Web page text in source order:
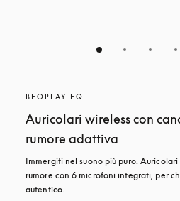
BEOPLAY EQ
Auricolari wireless con
rumore adattiva
Immergiti nel suono più puro.
rumore con 6 microfoni integrati, per
autentico.